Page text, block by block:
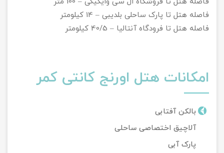
فاصله هتل تا پارک ساحلی بلدیبی – 14 کیلومتر
فاصله هتل تا فرودگاه آنتالیا – 40/5 کیلومتر
امکانات هتل اورنج کانتی کمر
بالکن آفتابی
آلاچیق اختصاصی ساحلی
پارک آبی